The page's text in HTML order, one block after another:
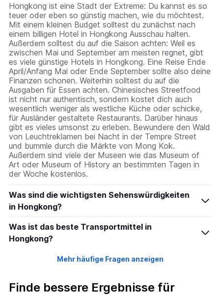
Hongkong ist eine Stadt der Extreme: Du kannst es so
teuer oder eben so günstig machen, wie du möchtest.
Mit einem kleinen Budget solltest du zunächst nach
einem billigen Hotel in Hongkong Ausschau halten.
Außerdem solltest du auf die Saison achten: Weil es
zwischen Mai und September am meisten regnet, gibt
es viele günstige Hotels in Hongkong. Eine Reise Ende
April/Anfang Mai oder Ende September sollte also deine
Finanzen schonen. Weiterhin solltest du auf die
Ausgaben für Essen achten. Chinesisches Streetfood
ist nicht nur authentisch, sondern kostet dich auch
wesentlich weniger als westliche Küche oder schicke,
für Ausländer gestaltete Restaurants. Darüber hinaus
gibt es vieles umsonst zu erleben. Bewundere den Wald
von Leuchtreklamen bei Nacht in der Tempre Street
und bummle durch die Märkte von Mong Kok.
Außerdem sind viele der Museen wie das Museum of
Art oder Museum of History an bestimmten Tagen in
der Woche kostenlos.
Was sind die wichtigsten Sehenswürdigkeiten
in Hongkong?
Was ist das beste Transportmittel in
Hongkong?
Mehr häufige Fragen anzeigen
Finde bessere Ergebnisse für